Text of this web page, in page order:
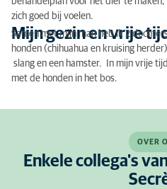
zich goed bij voelen.
Mijn gezin en vrije
Samen met mijn man heb ik 2
honden (chihuahua en kruising
slang en een hamster. In mijn vrije
met de honden in het bos.
OVER
Enkele collega's